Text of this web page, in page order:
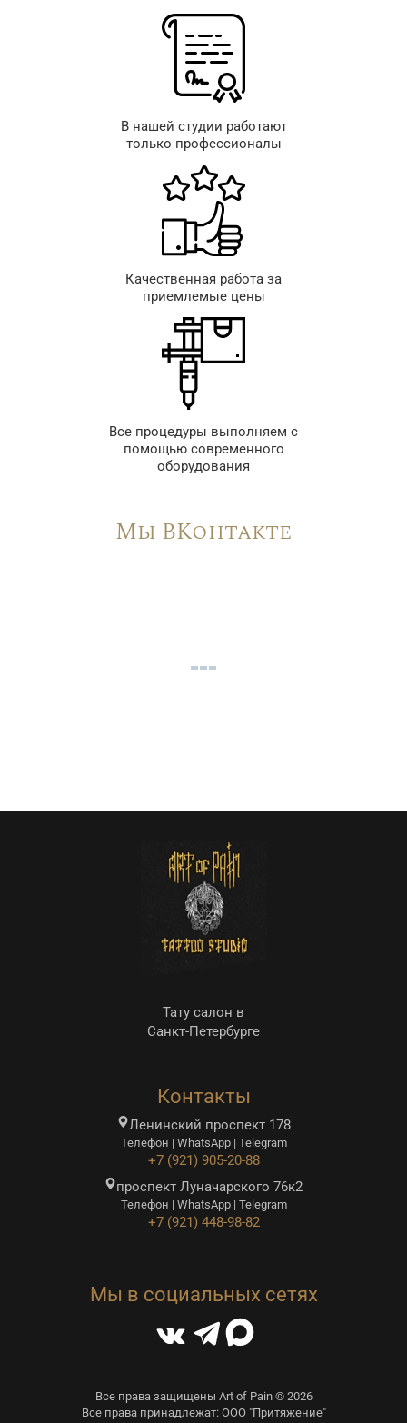
В нашей студии работают
только профессионалы
Качественная работа за
приемлемые цены
Все процедуры выполняем с
помощью современного
оборудования
Мы ВКонтакте
Тату салон в
Санкт-Петербурге
Контакты
Ленинский проспект 178
Телефон | WhatsApp | Telegram
+7 (921) 905-20-88
проспект Луначарского 76к2
Телефон | WhatsApp | Telegram
+7 (921) 448-98-82
Мы в социальных сетях
Все права защищены Art of Pain © 2026
Все права принадлежат: ООО "Притяжение"